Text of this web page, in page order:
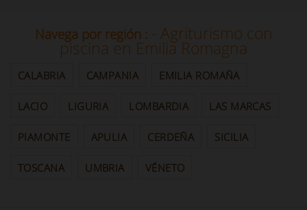
Navega por región : - Agriturismo con
piscina en Emilia Romagna
CALABRIA CAMPANIA EMILIA ROMAÑA
LACIO LIGURIA LOMBARDIA LAS MARCAS
PIAMONTE APULIA CERDEÑA SICILIA
TOSCANA UMBRIA VÉNETO